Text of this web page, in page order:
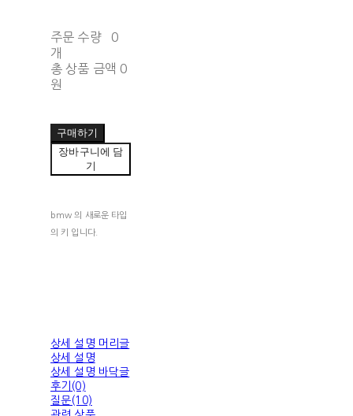
주문 수량
0
개
총 상품 금액 0
원
구매하기
장바구니에 담
기
bmw 의 새로운 타입
의 키 입니다.
상세 설명 머리글
상세 설명
상세 설명 바닥글
후기(0)
질문(10)